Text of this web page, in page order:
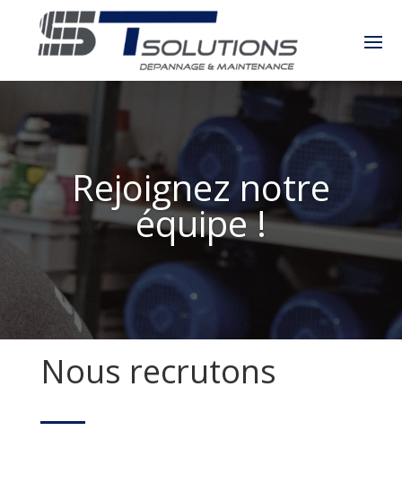
Rejoignez notre
équipe !
Nous recrutons